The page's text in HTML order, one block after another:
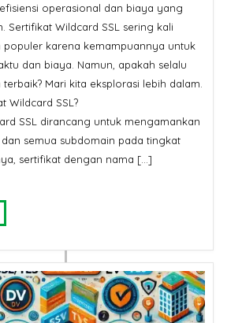
operasional dan biaya yang
Sertifikat Wildcard SSL sering kali
populer karena kemampuannya untuk
dan biaya. Namun, apakah selalu
Mari kita eksplorasi lebih dalam.
Wildcard SSL?
SSL dirancang untuk mengamankan
semua subdomain pada tingkat
sertifikat dengan nama […]